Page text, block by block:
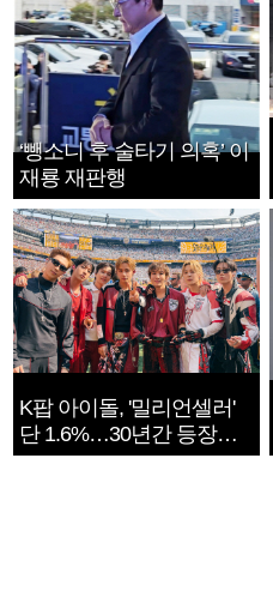
‘뺑소니 후 술타기 의혹’ 이
재룡 재판행
K팝 아이돌, '밀리언셀러'
단 1.6%…30년간 등장
1182개팀 전수조사